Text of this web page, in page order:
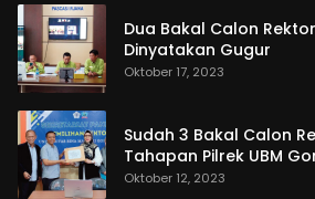
Dua Bakal Calon
Dinyatakan Gugur
Oktober 17, 2023
Sudah 3 Bakal Calon
Tahapan Pilrek UBM
Oktober 12, 2023